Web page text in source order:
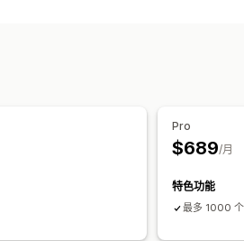
Pro
$689/月
特色功能
最多 1000